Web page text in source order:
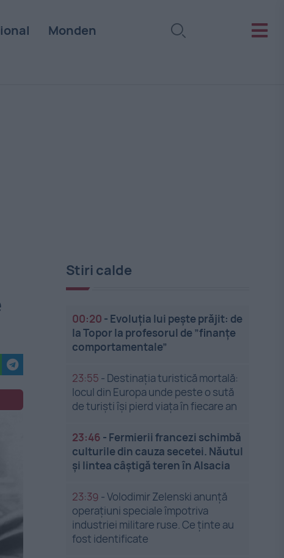
Monden
Stiri calde
00:20 - Evoluția lui pește prăjit: de
la Topor la profesorul de ”finanțe
comportamentale”
23:55 - Destinația turistică mortală:
locul din Europa unde peste o sută
de turiști își pierd viața în fiecare an
23:46 - Fermierii francezi schimbă
culturile din cauza secetei. Năutul
și lintea câștigă teren în Alsacia
23:39 -Volodimir Zelenski anunță
operațiuni speciale împotriva
industriei militare ruse. Ce ținte au
fost identificate